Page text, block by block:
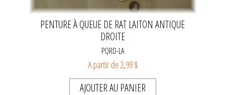
PENTURE À QUEUE DE RAT LAITON ANTIQUE
DROITE
PQRD-LA
A partir de 2,99 $
AJOUTER AU PANIER